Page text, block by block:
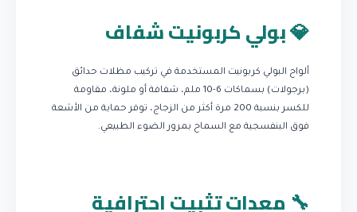
💎 بولي كربونيت شفاف
ألواح البولي كربونيت المستخدمة في تركيب مظلات حدائق
(برجولات) بسماكات 6-10 ملم، شفافة أو ملونة، مقاومة
للكسر بنسبة 200 مرة أكثر من الزجاج، توفر حماية من الأشعة
فوق البنفسجية مع السماح بمرور الضوء الطبيعي.
🔧 معدات تثبيت احترافية